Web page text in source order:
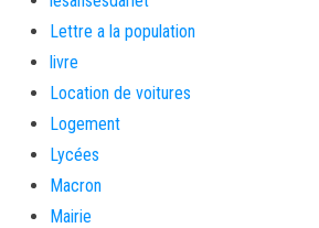
Lettre a la population
livre
Location de voitures
Logement
Lycées
Macron
Mairie